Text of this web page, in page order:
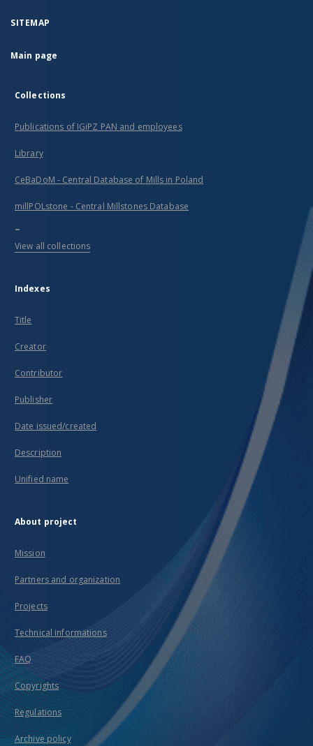
SITEMAP
Main page
Collections
Publications of IGiPZ PAN and employees
Library
CeBaDoM - Central Database of Mills in Poland
millPOLstone - Central Millstones Database
...
View all collections
Indexes
Title
Creator
Contributor
Publisher
Date issued/created
Description
Unified name
About project
Mission
Partners and organization
Projects
Technical informations
FAQ
Copyrights
Regulations
Archive policy